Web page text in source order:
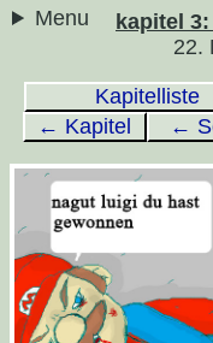
kapitel
22.
Kapitelliste
← Kapitel
←
Menu